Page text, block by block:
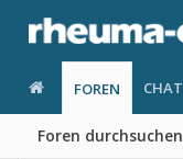
FOREN
Foren durchsuchen
CHAT